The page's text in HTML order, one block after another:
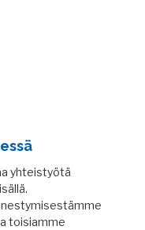
yhteistyötä
toisiamme